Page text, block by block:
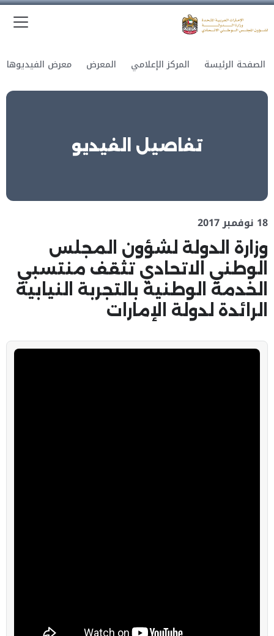
الصفحة الرئيسة المركز الإعلامي المعرض معرض الفيديوهات
تفاصيل الفيديو
18 نوفمبر 2017
وزارة الدولة لشؤون المجلس
الوطني الاتحادي تثقف منتسبي
الخدمة الوطنية بالتجربة النيابية
الرائدة لدولة الإمارات